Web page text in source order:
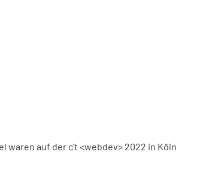
waren auf der c't <webdev> 2022 in Köln